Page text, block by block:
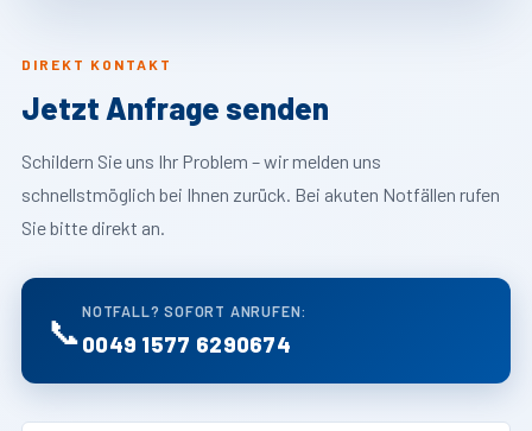
DIREKT KONTAKT
Jetzt Anfrage senden
Schildern Sie uns Ihr Problem – wir melden uns
schnellstmöglich bei Ihnen zurück. Bei akuten Notfällen rufen
Sie bitte direkt an.
📞 NOTFALL? SOFORT ANRUFEN:
0049 1577 6290674